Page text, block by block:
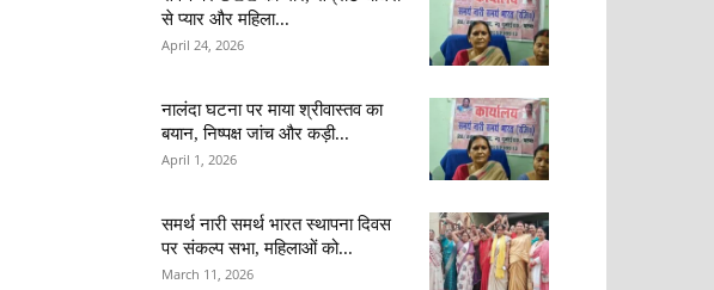
से प्यार और महिला...
April 24, 2026
नालंदा घटना पर माया श्रीवास्तव का
बयान, निष्पक्ष जांच और कड़ी...
April 1, 2026
समर्थ नारी समर्थ भारत स्थापना दिवस
पर संकल्प सभा, महिलाओं को...
March 11, 2026